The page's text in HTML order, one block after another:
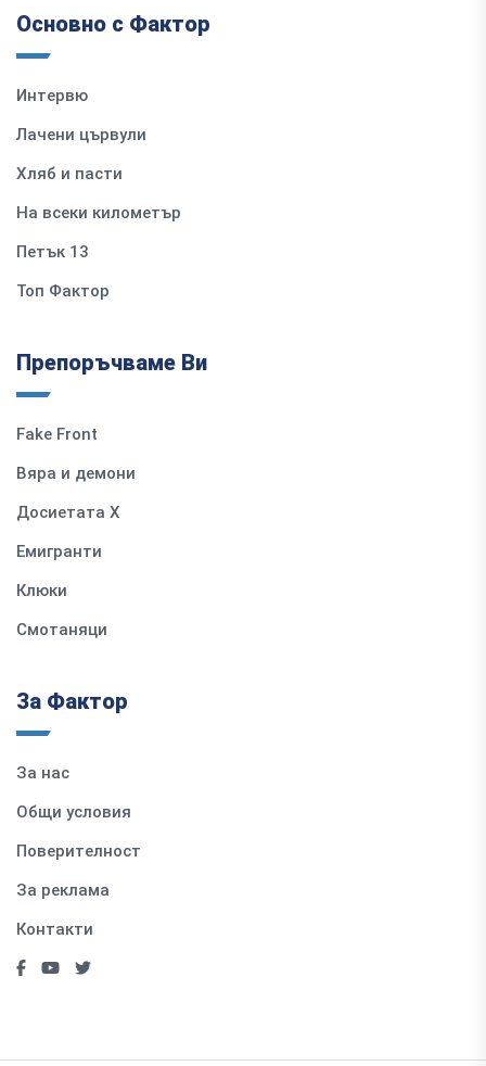
Основно с Фактор
Интервю
Лачени цървули
Хляб и пасти
На всеки километър
Петък 13
Топ Фактор
Препоръчваме Ви
Fake Front
Вяра и демони
Досиетата Х
Емигранти
Клюки
Смотаняци
За Фактор
За нас
Общи условия
Поверителност
За реклама
Контакти